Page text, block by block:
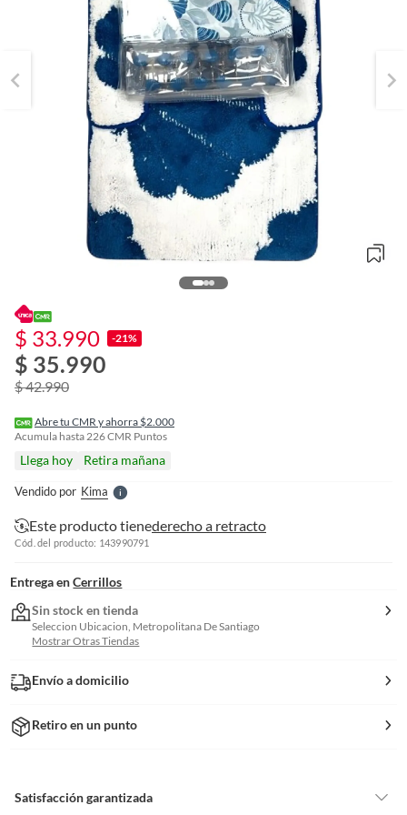
$ 33.990 -21%
$ 35.990
$ 42.990
Abre tu CMR y ahorra $2.000
Acumula hasta226CMR Puntos
Llega hoy Retira mañana
Vendido por KimaS
l
e
r
Este producto tienederecho a retracto
Cód. del producto: 143990791
Entrega en Cerrillos
Sin stock en tienda
Seleccion Ubicacion, Metropolitana De Santiago
Mostrar Otras Tiendas
Envío a domicilio
Retiro en un punto
Satisfacción garantizada